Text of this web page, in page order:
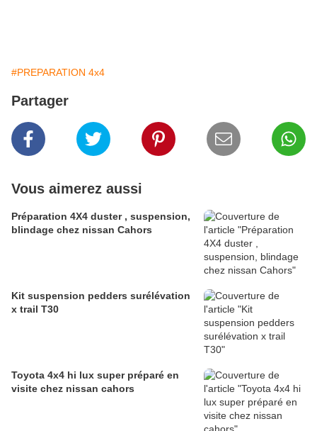
#PREPARATION 4x4
Partager
Vous aimerez aussi
Préparation 4X4 duster , suspension,
blindage chez nissan Cahors
Kit suspension pedders surélévation
x trail T30
Toyota 4x4 hi lux super préparé en
visite chez nissan cahors